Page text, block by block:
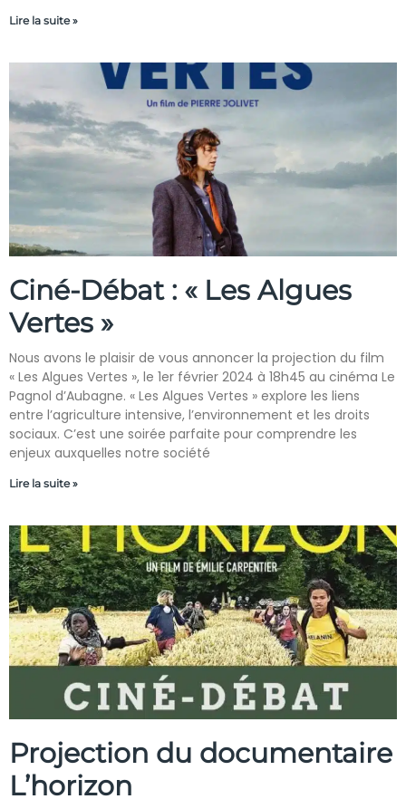
Lire la suite »
Ciné-Débat : « Les Algues
Vertes »
Nous avons le plaisir de vous annoncer la projection du film
« Les Algues Vertes », le 1er février 2024 à 18h45 au cinéma Le
Pagnol d’Aubagne. « Les Algues Vertes » explore les liens
entre l’agriculture intensive, l’environnement et les droits
sociaux. C’est une soirée parfaite pour comprendre les
enjeux auxquelles notre société
Lire la suite »
Projection du documentaire
L’horizon